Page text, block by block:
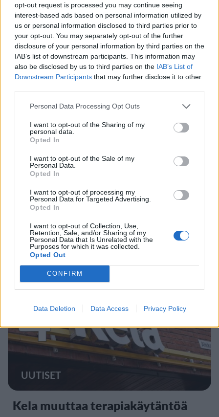
opt-out request is processed you may continue seeing
interest-based ads based on personal information utilized by
us or personal information disclosed to third parties prior to
your opt-out. You may separately opt-out of the further
disclosure of your personal information by third parties on the
IAB’s list of downstream participants. This information may
also be disclosed by us to third parties on the IAB’s List of
Downstream Participants that may further disclose it to other
Personal Data Processing Opt Outs
I want to opt-out of the Sharing of my
personal data.
Opted In
I want to opt-out of the Sale of my
Personal Data.
Opted In
I want to opt-out of processing my
Personal Data for Targeted Advertising.
Opted In
I want to opt-out of Collection, Use,
Retention, Sale, and/or Sharing of my
Personal Data that Is Unrelated with the
Purposes for which it was collected.
Opted Out
CONFIRM
Data Deletion Data Access Privacy Policy
VIIHDEUUTISET
Sääennuste ulottuu nyt
marraskuulle – tältä näyttää
syksyn sää
3
MATKAILU
Finnairin lennoista osan lentää
jatkossa toinen lentoyhtiö –
matkustajille tärkeä rajoitus
4
UUTISET
Kela muuttaa terapiakäytäntöä